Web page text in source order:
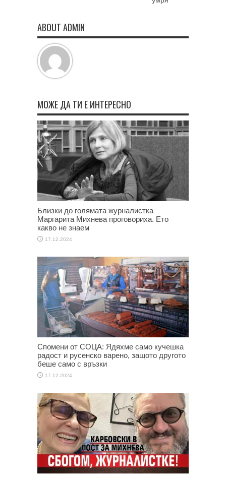
ABOUT ADMIN
МОЖЕ ДА ТИ Е ИНТЕРЕСНО
Близки до голямата журналистка
Маргарита Михнева проговориха. Ето
какво не знаем
17.12.2024
Спомени от СОЦА: Ядяхме само кучешка
радост и русенско варено, защото другото
беше само с връзки
17.12.2024